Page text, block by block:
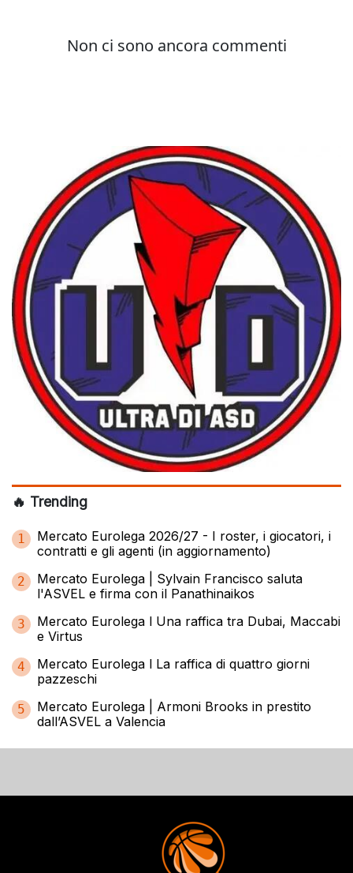
🔥 Trending
1
Mercato Eurolega 2026/27 - I roster, i giocatori, i
contratti e gli agenti (in aggiornamento)
2
Mercato Eurolega | Sylvain Francisco saluta
l'ASVEL e firma con il Panathinaikos
3
Mercato Eurolega l Una raffica tra Dubai, Maccabi
e Virtus
4
Mercato Eurolega l La raffica di quattro giorni
pazzeschi
5
Mercato Eurolega | Armoni Brooks in prestito
dall’ASVEL a Valencia